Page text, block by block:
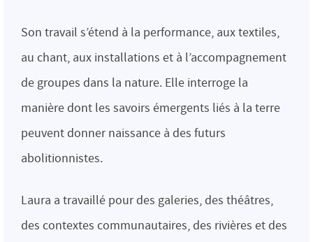
Son travail s’étend à la performance, aux textiles,
au chant, aux installations et à l’accompagnement
de groupes dans la nature. Elle interroge la
manière dont les savoirs émergents liés à la terre
peuvent donner naissance à des futurs
abolitionnistes.
Laura a travaillé pour des galeries, des théâtres,
des contextes communautaires, des rivières et des